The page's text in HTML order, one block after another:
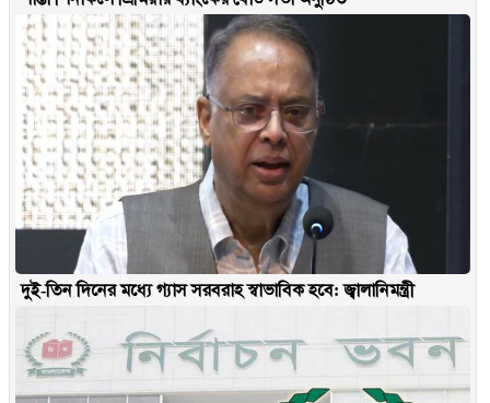
দুই-তিন দিনের মধ্যে গ্যাস সরবরাহ স্বাভাবিক হবে: জ্বালানিমন্ত্রী